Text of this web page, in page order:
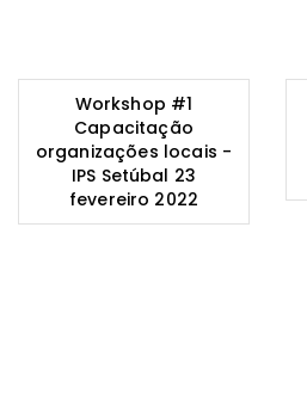
Workshop #1
Capacitação
organizações locais -
IPS Setúbal 23
fevereiro 2022